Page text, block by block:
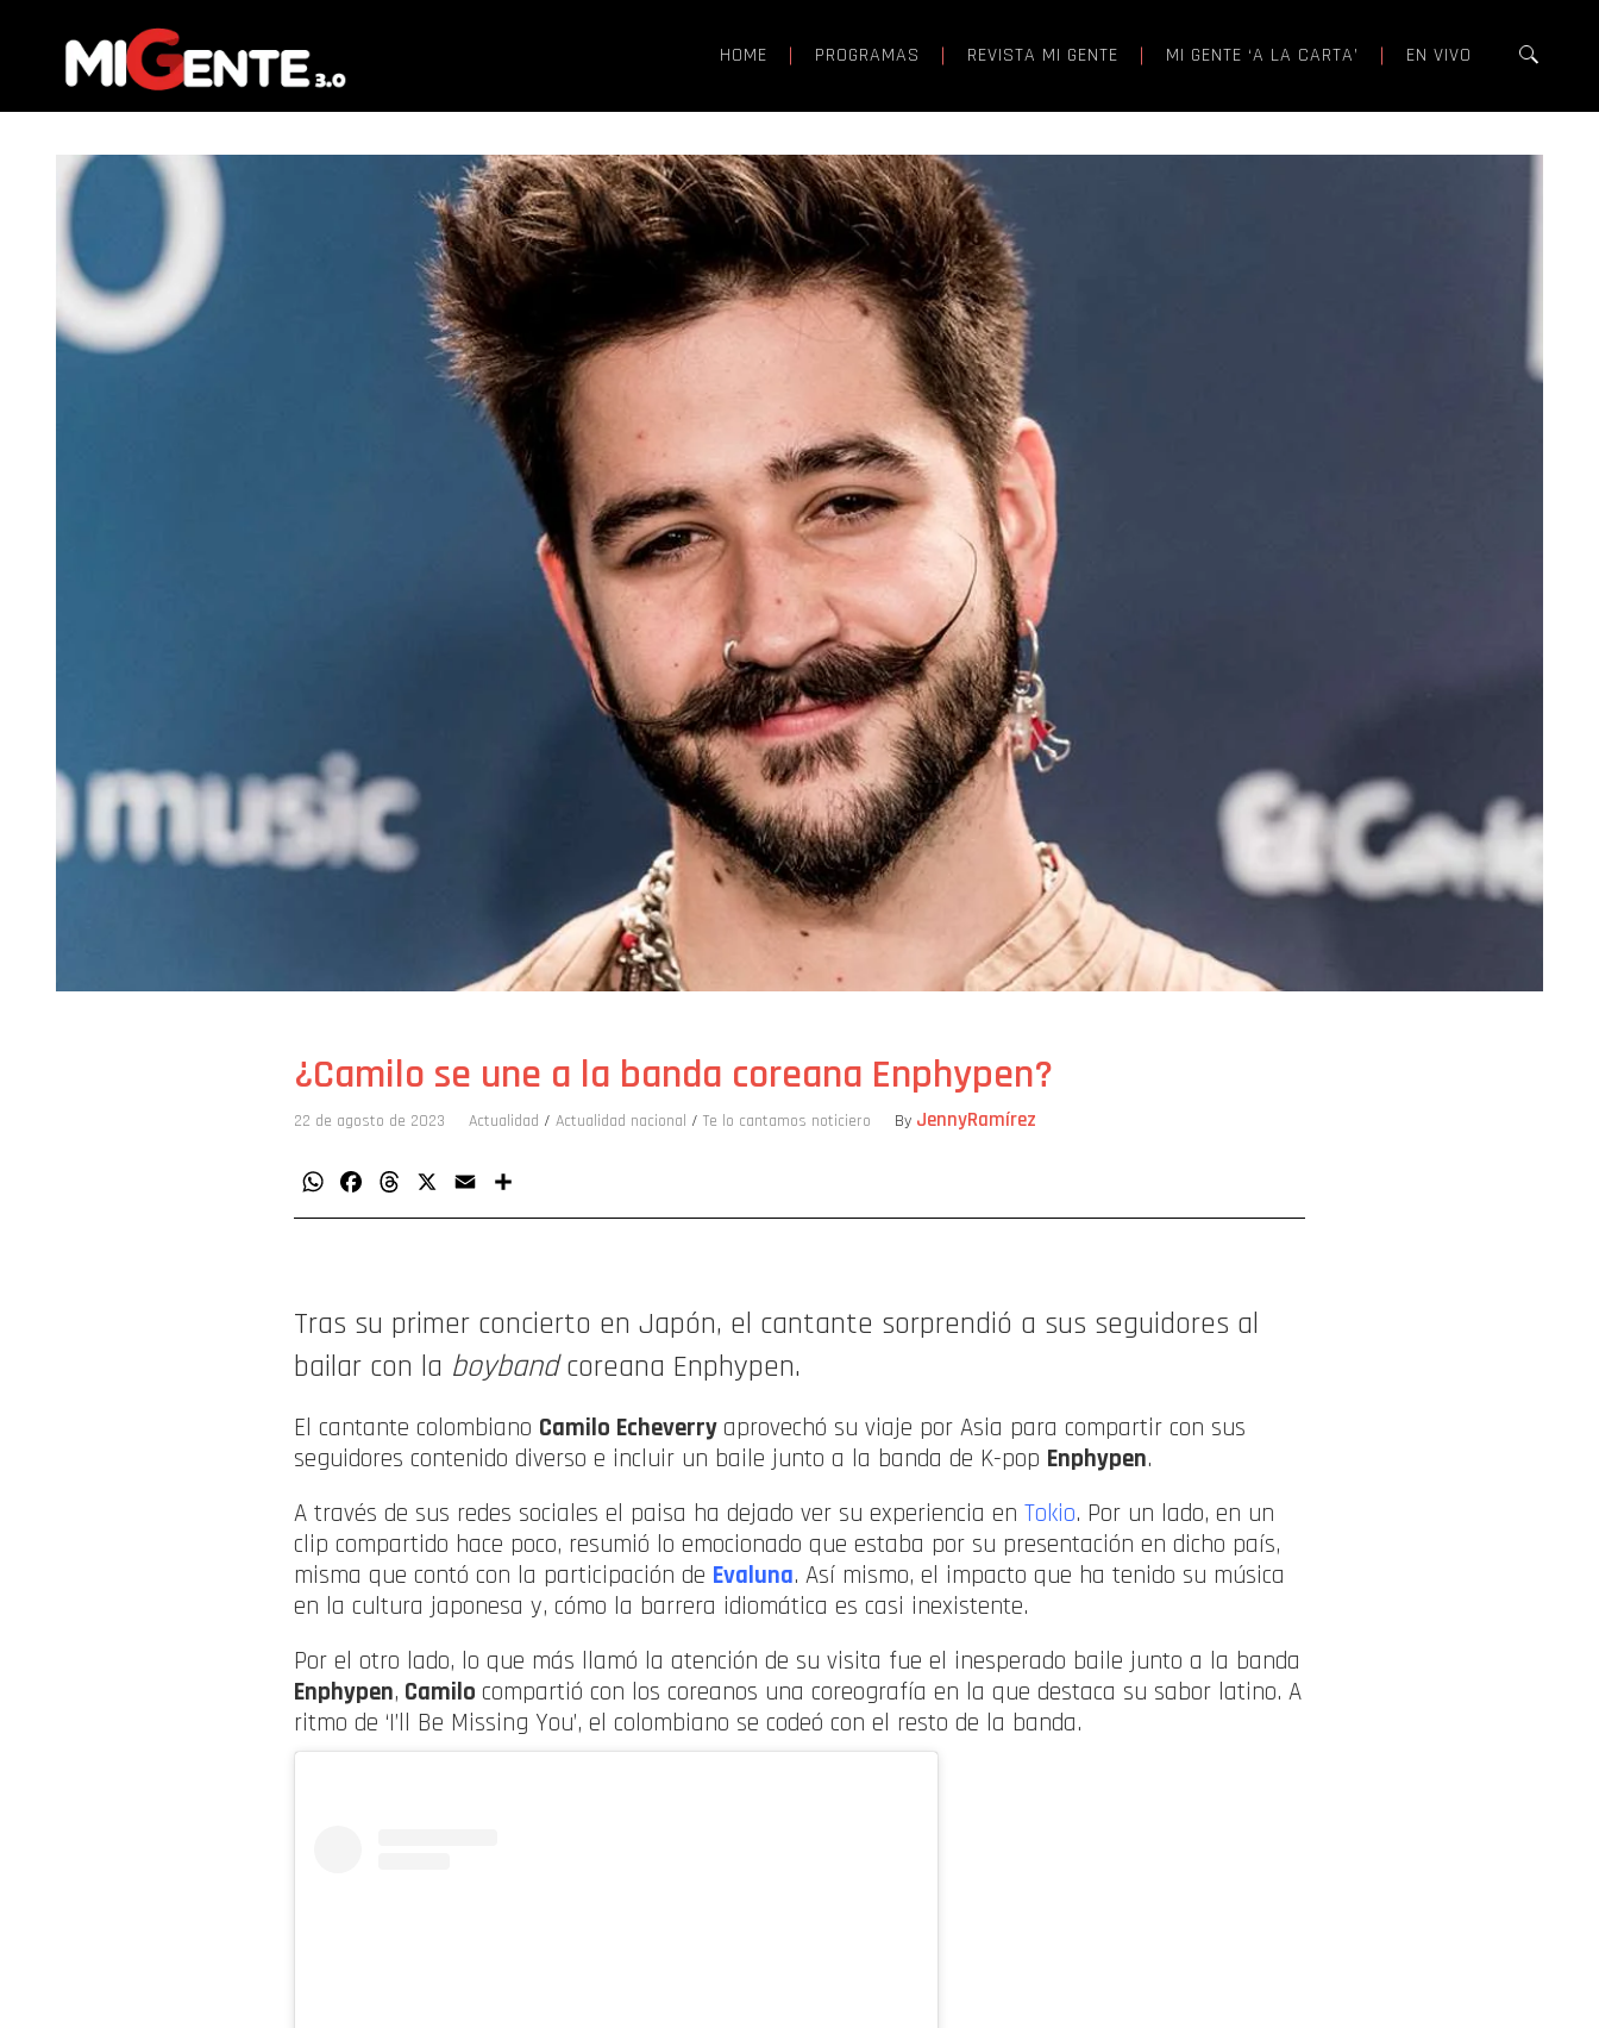
HOME PROGRAMAS REVISTA MI GENTE MI GENTE ‘A LA CARTA’ EN VIVO
¿Camilo se une a la banda coreana Enphypen?
22 de agosto de 2023 Actualidad / Actualidad nacional / Te lo cantamos noticiero By JennyRamírez
WhatsAppFacebookThreads Email
Tras su primer concierto en Japón, el cantante sorprendió a sus seguidores al
bailar con la boybandcoreana Enphypen.
El cantante colombiano Camilo Echeverry aprovechó su viaje por Asia para compartir con sus
seguidores contenido diverso e incluir un baile junto a la banda de K-pop Enphypen.
A través de sus redes sociales el paisa ha dejado ver su experiencia en Tokio. Por un lado, en un
clip compartido hace poco, resumió lo emocionado que estaba por su presentación en dicho país,
misma que contó con la participación de Evaluna. Así mismo, el impacto que ha tenido su música
en la cultura japonesa y, cómo la barrera idiomática es casi inexistente.
Por el otro lado, lo que más llamó la atención de su visita fue el inesperado baile junto a la banda
Enphypen, Camilo compartió con los coreanos una coreografía en la que destaca su sabor latino. A
ritmo de ‘I’ll Be Missing You’, el colombiano se codeó con el resto de la banda.